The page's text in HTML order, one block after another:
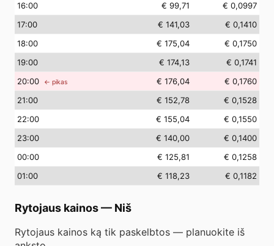
16:00 € 99,71
€ 0,0997
17:00 € 141,03
€ 0,1410
18:00 € 175,04
€ 0,1750
19:00 € 174,13
€ 0,1741
20:00 ← pikas € 176,04
€ 0,1760
21:00 € 152,78
€ 0,1528
22:00 € 155,04
€ 0,1550
23:00 € 140,00
€ 0,1400
00:00 € 125,81
€ 0,1258
01:00 € 118,23 € 0,1182
Rytojaus kainos— Niš
Rytojaus kainos ką tik paskelbtos — planuokite iš